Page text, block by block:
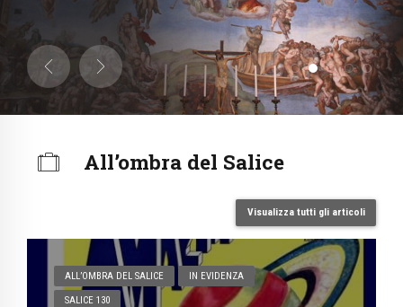
All’ombra del Salice
Visualizza tutti gli articoli
ALL’OMBRA DEL SALICE IN EVIDENZA
SALICE 130